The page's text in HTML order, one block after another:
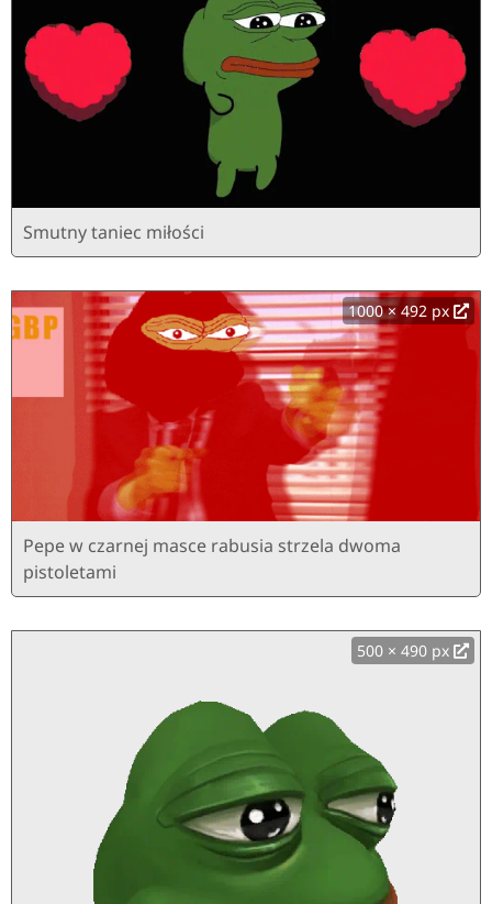
Smutny taniec miłości
1000 × 492 px
Pepe w czarnej masce rabusia strzela dwoma
pistoletami
500 × 490 px